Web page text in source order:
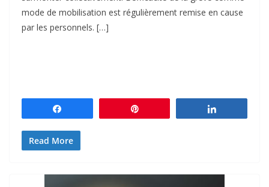
mode de mobilisation est régulièrement remise en cause
par les personnels. […]
Read More